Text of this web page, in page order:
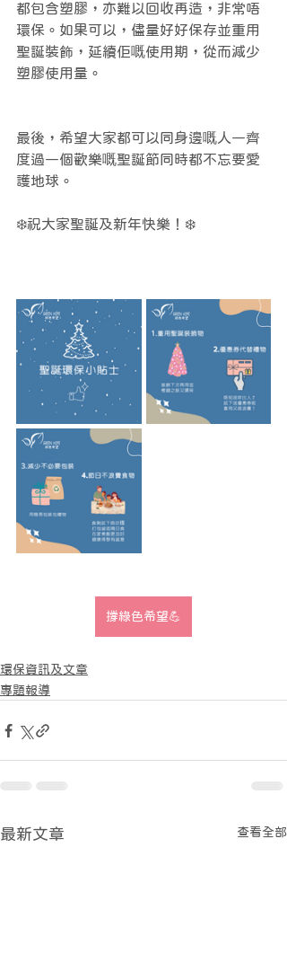
都包含塑膠，亦難以回收再造，非常唔
環保。如果可以，儘量好好保存並重用
聖誕裝飾，延續佢嘅使用期，從而減少
塑膠使用量。
最後，希望大家都可以同身邊嘅人一齊
度過一個歡樂嘅聖誕節同時都不忘要愛
護地球。
❄️祝大家聖誕及新年快樂！❄️
撐綠色希望💪
環保資訊及文章
專題報導
最新文章 查看全部